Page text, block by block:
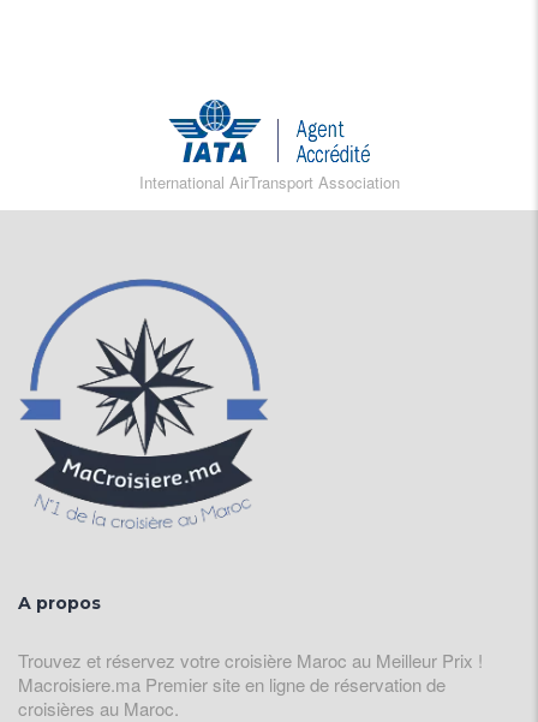
International AirTransport Association
A propos
Trouvez et réservez votre croisière Maroc au Meilleur Prix !
Macroisiere.ma Premier site en ligne de réservation de
croisières au Maroc.